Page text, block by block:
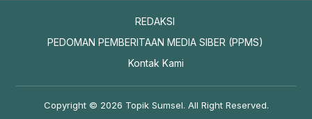
REDAKSI
PEDOMAN PEMBERITAAN MEDIA SIBER (PPMS)
Kontak Kami
Copyright © 2026 Topik Sumsel. All Right Reserved.